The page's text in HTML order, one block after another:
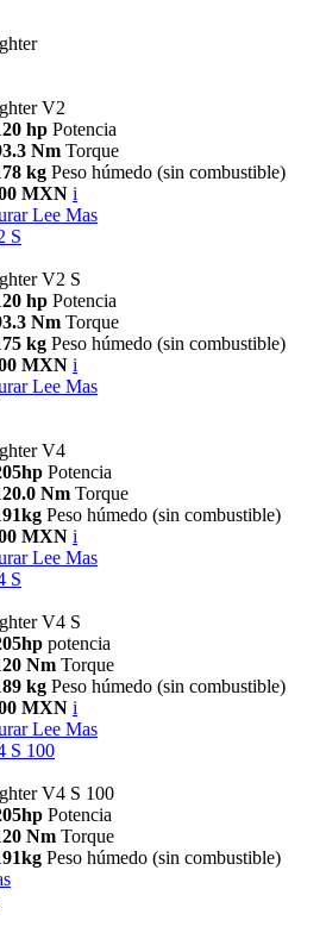
V2
hp Potencia
Nm Torque
kg Peso húmedo (sin combustible)
MXN i
Lee Mas
S
V2 S
hp Potencia
Nm Torque
kg Peso húmedo (sin combustible)
MXN i
Lee Mas
V4
Potencia
Nm Torque
Peso húmedo (sin combustible)
MXN i
Lee Mas
S
V4 S
potencia
Nm Torque
kg Peso húmedo (sin combustible)
MXN i
Lee Mas
S 100
V4 S 100
Potencia
Nm Torque
Peso húmedo (sin combustible)